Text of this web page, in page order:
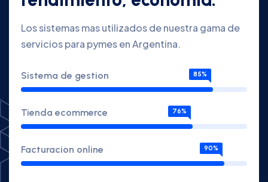
Los sistemas mas utilizados de nuestra gama de
servicios para pymes en Argentina.
Sistema de gestion 85%
Tienda ecommerce 76%
Facturacion online 90%